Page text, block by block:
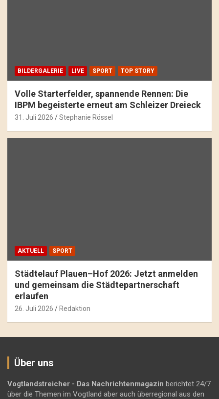
BILDERGALERIE LIVE SPORT TOP STORY
Volle Starterfelder, spannende Rennen: Die
IBPM begeisterte erneut am Schleizer Dreieck
31. Juli 2026 Stephanie Rössel
AKTUELL SPORT
Städtelauf Plauen–Hof 2026: Jetzt anmelden
und gemeinsam die Städtepartnerschaft
erlaufen
26. Juli 2026 Redaktion
Über uns
Vogtlandstreicher - Das Nachrichtenmagazin berichtet 24/7
über die Themen im Vogtland aber auch überregional aus den